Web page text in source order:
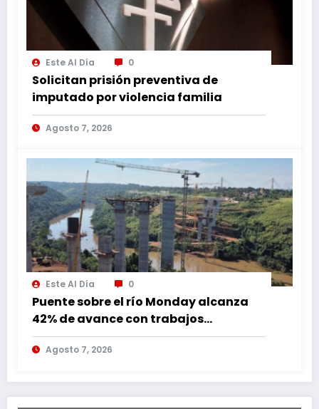
Este Al Día 0
Solicitan prisión preventiva de
imputado por violencia familia
Agosto 7, 2026
Este Al Día 0
Puente sobre el río Monday alcanza
42% de avance con trabajos
continuos
Agosto 7, 2026